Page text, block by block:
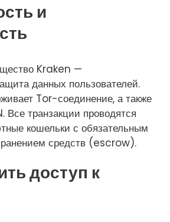
и
Kraken —
данных пользователей.
Tor-соединение, а также
Все транзакции проводятся
кошельки с обязательным
средств (escrow).
доступ к